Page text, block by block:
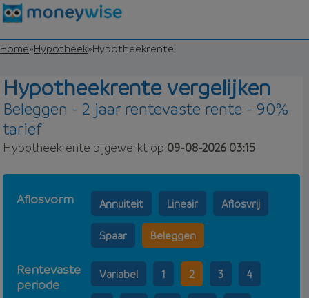
Home»Hypotheek»Hypotheekrente
Hypotheekrente vergelijken
Beleggen - 2 jaar rentevaste rente - 90%
tarief
Hypotheekrente bijgewerkt op 09-08-2026 03:15
Aflosvorm Annuiteit Lineair Aflosvrij
Spaar Beleggen
Rentevaste
periode
Variabel 1 2 3 4